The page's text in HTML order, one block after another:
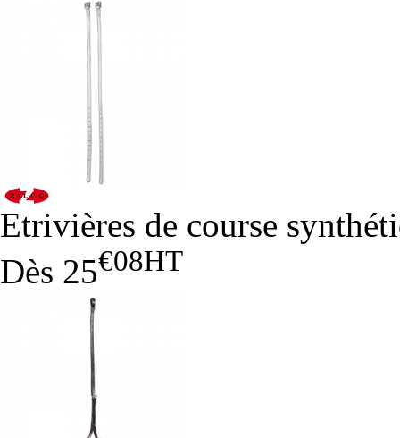
Etrivières de course
Dès 25€08HT